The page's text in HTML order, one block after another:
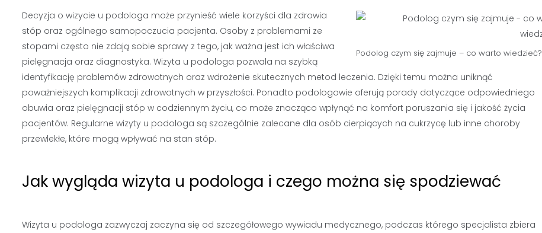
Podolog czym się zajmuje – co warto wiedzieć?
Decyzja o wizycie u podologa może przynieść wiele korzyści dla zdrowia
stóp oraz ogólnego samopoczucia pacjenta. Osoby z problemami ze
stopami często nie zdają sobie sprawy z tego, jak ważna jest ich właściwa
pielęgnacja oraz diagnostyka. Wizyta u podologa pozwala na szybką
identyfikację problemów zdrowotnych oraz wdrożenie skutecznych metod leczenia. Dzięki temu można uniknąć
poważniejszych komplikacji zdrowotnych w przyszłości. Ponadto podologowie oferują porady dotyczące odpowiedniego
obuwia oraz pielęgnacji stóp w codziennym życiu, co może znacząco wpłynąć na komfort poruszania się i jakość życia
pacjentów. Regularne wizyty u podologa są szczególnie zalecane dla osób cierpiących na cukrzycę lub inne choroby
przewlekłe, które mogą wpływać na stan stóp.
Jak wygląda wizyta u podologa i czego można się spodziewać
Wizyta u podologa zazwyczaj zaczyna się od szczegółowego wywiadu medycznego, podczas którego specjalista zbiera